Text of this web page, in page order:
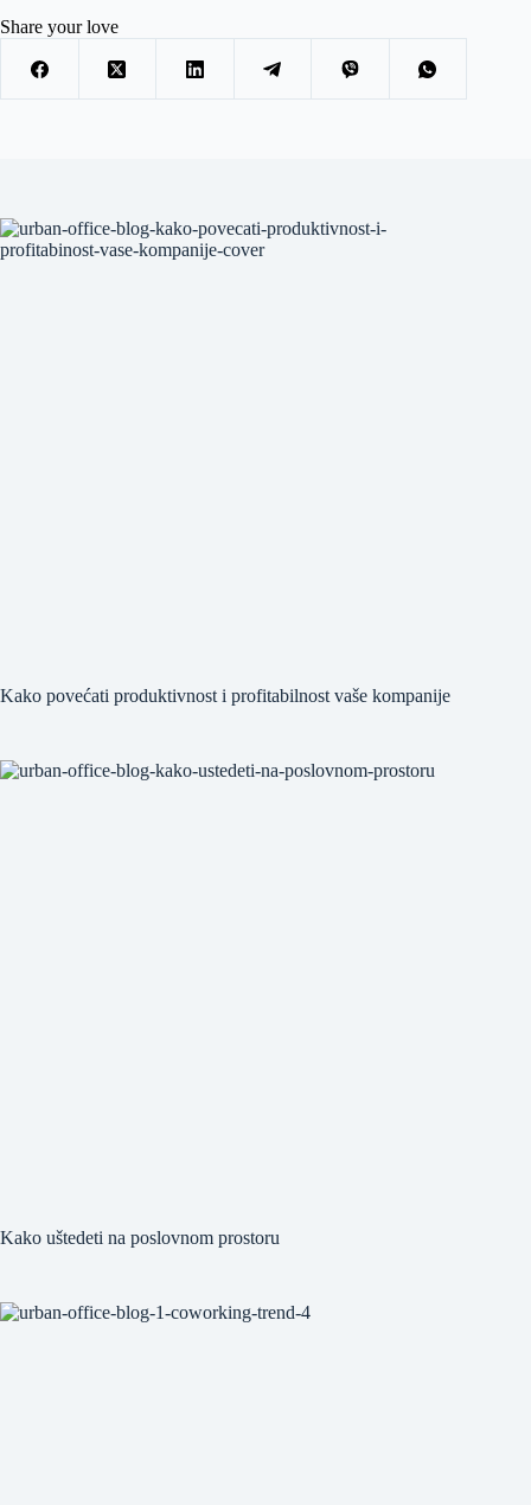
Share your love
Kako povećati produktivnost i profitabilnost vaše kompanije
Kako uštedeti na poslovnom prostoru